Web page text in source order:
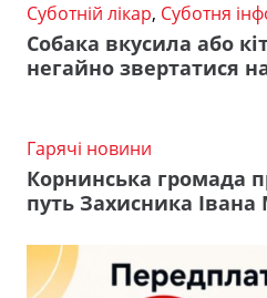
Суботній лікар, Суботня
Собака вкусила або
негайно звертатися
Гарячі новини
Корнинська громада
путь Захисника